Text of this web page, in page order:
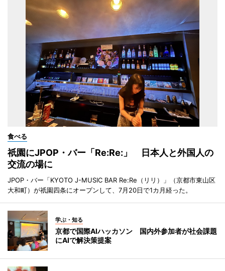
食べる
祇園にJPOP・バー「Re:Re:」 日本人と外国人の
交流の場に
JPOP・バー「KYOTO J-MUSIC BAR Re:Re（リリ）」（京都市東山区
大和町）が祇園四条にオープンして、7月20日で1カ月経った。
学ぶ・知る
京都で国際AIハッカソン 国内外参加者が社会課題
にAIで解決策提案